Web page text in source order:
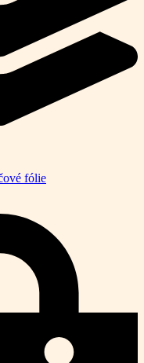
fólie